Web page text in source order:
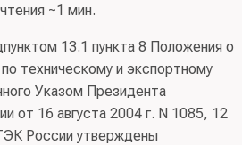
~1 мин.
13.1 пункта 8 Положения о
техническому и экспортному
Указом Президента
от 16 августа 2004 г. N 1085, 12
России утверждены